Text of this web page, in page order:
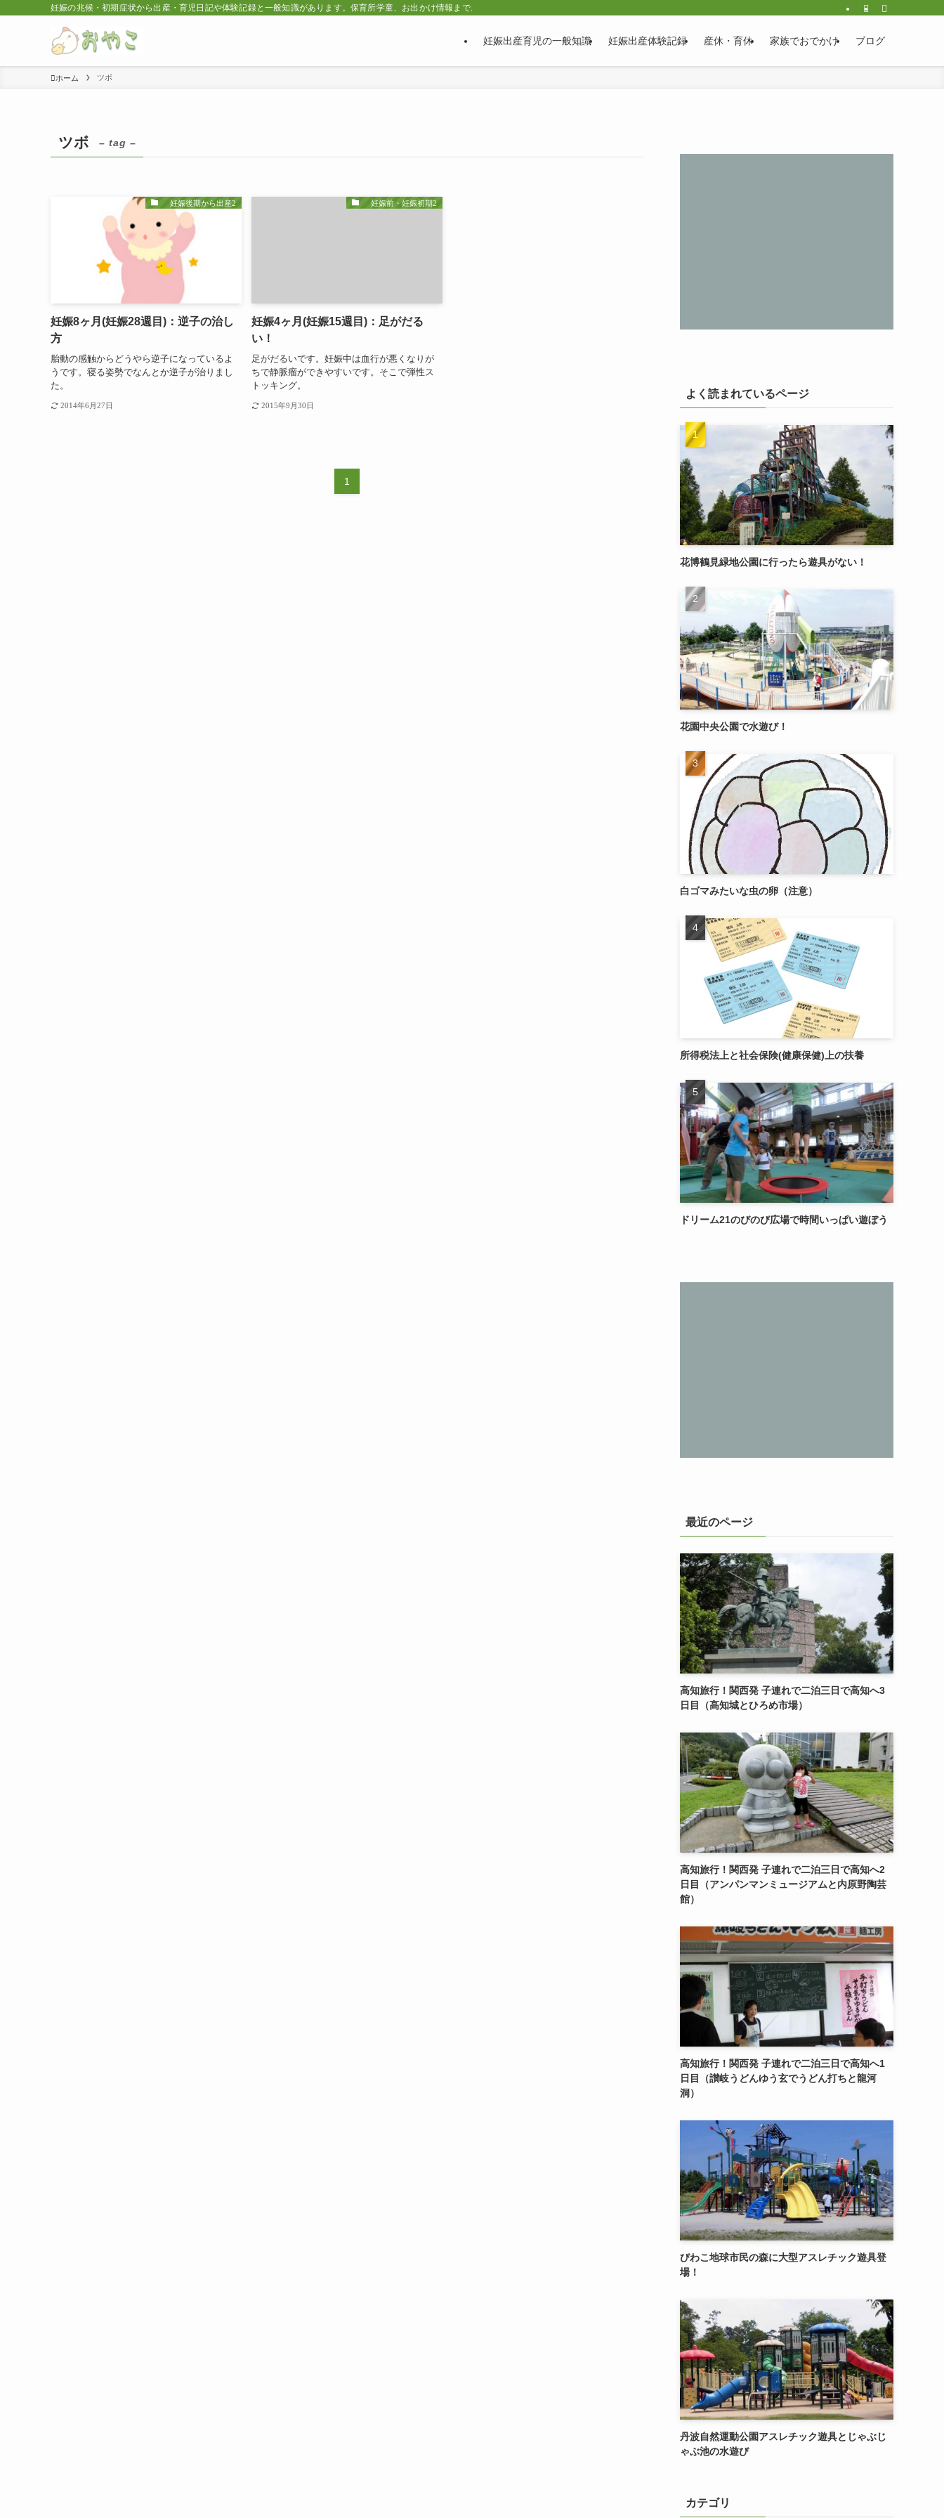
妊娠の兆候・初期症状から出産・育児日記や体験記録と一般知識があります。保育所学童、お出かけ情報まで。
妊娠出産育児の一般知識 妊娠出産体験記録 産休・育休 家族でおでかけ ブログ
ホーム ツボ
ツボ – tag –
妊娠後期から出産2
妊娠8ヶ月(妊娠28週目)：逆子の治し
方
胎動の感触からどうやら逆子になっているよ
うです。寝る姿勢でなんとか逆子が治りまし
た。
2014年6月27日
妊娠前・妊娠初期2
妊娠4ヶ月(妊娠15週目)：足がだる
い！
足がだるいです。妊娠中は血行が悪くなりが
ちで静脈瘤ができやすいです。そこで弾性ス
トッキング。
2015年9月30日
1
よく読まれているページ
花博鶴見緑地公園に行ったら遊具がない！
花園中央公園で水遊び！
白ゴマみたいな虫の卵（注意）
所得税法上と社会保険(健康保健)上の扶養
ドリーム21のびのび広場で時間いっぱい遊ぼう
最近のページ
高知旅行！関西発 子連れで二泊三日で高知へ3
日目（高知城とひろめ市場）
高知旅行！関西発 子連れで二泊三日で高知へ2
日目（アンパンマンミュージアムと内原野陶芸
館）
高知旅行！関西発 子連れで二泊三日で高知へ1
日目（讃岐うどんゆう玄でうどん打ちと龍河
洞）
びわこ地球市民の森に大型アスレチック遊具登
場！
丹波自然運動公園アスレチック遊具とじゃぶじ
ゃぶ池の水遊び
カテゴリ